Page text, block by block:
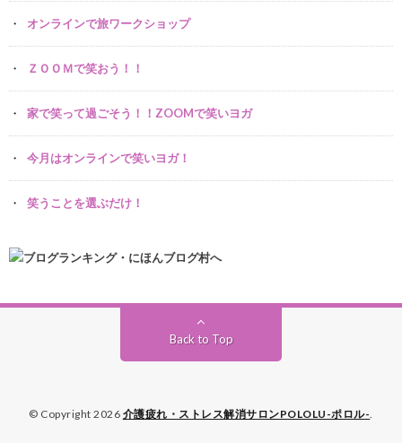
オンラインで旅ワークショップ
ＺＯＯＭで笑おう！！
家で笑って過ごそう！！ZOOMで笑いヨガ
今月はオンラインで笑いヨガ！
笑うことを選ぶだけ！
Back to Top
© Copyright 2026 介護疲れ・ストレス解消サロンPOLOLU-ポロル-